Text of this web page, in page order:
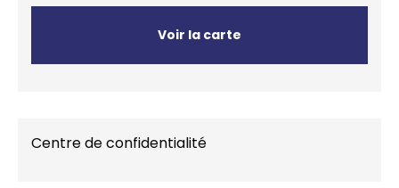
Voir la carte
Centre de confidentialité